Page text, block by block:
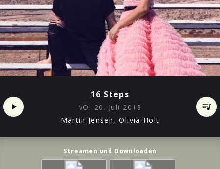
16 Steps
VÖ: 20. Juli 2018
Martin Jensen, Olivia Holt
Streamen und Downloaden